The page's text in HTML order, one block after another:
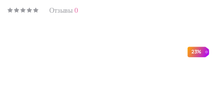
23%
Отзывы 0